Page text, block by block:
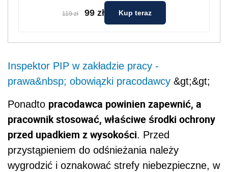
119 zł 99 zł Kup teraz
Inspektor PIP w zakładzie pracy -
prawa&nbsp; obowiązki pracodawcy &gt;&gt;
Ponadto pracodawca powinien zapewnić, a
pracownik stosować, właściwe środki ochrony
przed upadkiem z wysokości. Przed
przystąpieniem do odśnieżania należy
wygrodzić i oznakować strefy niebezpieczne, w